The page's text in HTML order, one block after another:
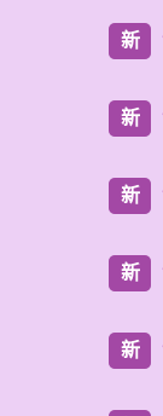
新
新
新
新
新